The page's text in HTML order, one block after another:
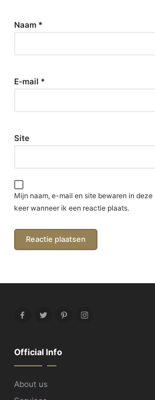
Naam *
E-mail *
Site
Mijn naam, e-mail en site bewaren in
keer wanneer ik een reactie plaats.
FacebookTwitterPinterestInstagram
Official Info
About us